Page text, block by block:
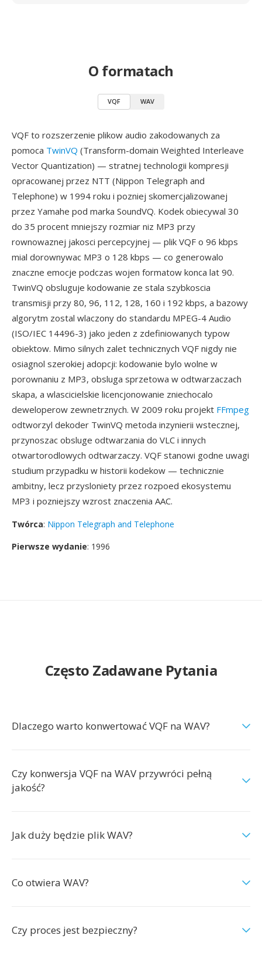
O formatach
VQF WAV
VQF to rozszerzenie plikow audio zakodowanych za
pomoca TwinVQ (Transform-domain Weighted Interleave
Vector Quantization) — stratnej technologii kompresji
opracowanej przez NTT (Nippon Telegraph and
Telephone) w 1994 roku i pozniej skomercjalizowanej
przez Yamahe pod marka SoundVQ. Kodek obiecywal 30
do 35 procent mniejszy rozmiar niz MP3 przy
rownowaznej jakosci percepcyjnej — plik VQF o 96 kbps
mial dorownywac MP3 o 128 kbps — co generowalo
znaczne emocje podczas wojen formatow konca lat 90.
TwinVQ obsluguje kodowanie ze stala szybkoscia
transmisji przy 80, 96, 112, 128, 160 i 192 kbps, a bazowy
algorytm zostal wlaczony do standardu MPEG-4 Audio
(ISO/IEC 14496-3) jako jeden z zdefiniowanych typow
obiektow. Mimo silnych zalet technicznych VQF nigdy nie
osiagnol szerokiej adopcji: kodowanie bylo wolne w
porownaniu z MP3, obsluga sprzetowa w odtwarzaczach
skapa, a wlascicielskie licencjonowanie zniechocalo
deweloperow zewnetrznych. W 2009 roku projekt FFmpeg
odtworzyl dekoder TwinVQ metoda inzynierii wstecznej,
przynoszac obsluge odtwarzania do VLC i innych
otwartorodlowych odtwarzaczy. VQF stanowi godne uwagi
studium przypadku w historii kodekow — technicznie
ambitny, lecz przysloniety przez rozpoed ekosystemu
MP3 i pozniejszy wzrost znaczenia AAC.
Twórca: Nippon Telegraph and Telephone
Pierwsze wydanie: 1996
Często Zadawane Pytania
Dlaczego warto konwertować VQF na WAV?
Czy konwersja VQF na WAV przywróci pełną
jakość?
Jak duży będzie plik WAV?
Co otwiera WAV?
Czy proces jest bezpieczny?